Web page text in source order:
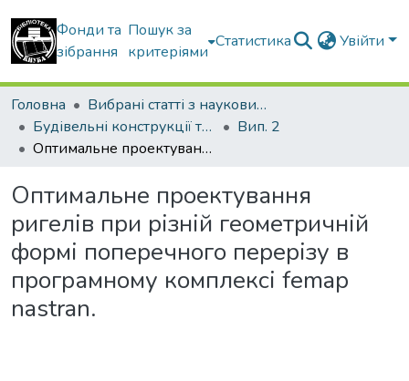
Фонди та
зібрання
Пошук за
критеріями
Статистика Увійти
Головна
Вибрані статті з наукових збірників КНУБА
Будівельні конструкції теорія і практика
Вип. 2
Оптимальне проектування ригелів при різній геометричній формі поперечного перерізу в програмному комплексі femap nastran.
Оптимальне проектування
ригелів при різній геометричній
формі поперечного перерізу в
програмному комплексі femap
nastran.